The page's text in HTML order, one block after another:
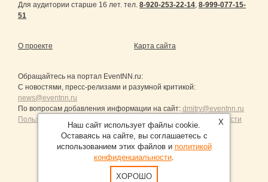
Для аудитории старше 16 лет. тел. 8-920-253-22-14, 8-999-077-15-
51
О проекте Карта сайта
Обращайтесь на портал EventNN.ru:
С новостями, пресс-релизами и разумной критикой:
news@eventnn.ru
По вопросам добавления информации на сайт: dmitry@eventnn.ru
Пользовательское Соглашение и политика конфиденциальности
Продвижение сайтов Санкт-Петербург
X
Наш сайт использует файлы cookie.
Оставаясь на сайте, вы соглашаетесь с
использованием этих файлов и политикой
конфиденциальности.
ХОРОШО